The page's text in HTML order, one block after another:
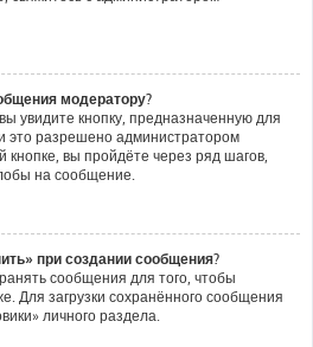
модератору?
увидите кнопку, предназначенную для
это разрешено администратором
вы пройдёте через ряд шагов,
на сообщение.
при создании сообщения?
сообщения для того, чтобы
Для загрузки сохранённого сообщения
личного раздела.